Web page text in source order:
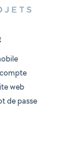
web
de passe